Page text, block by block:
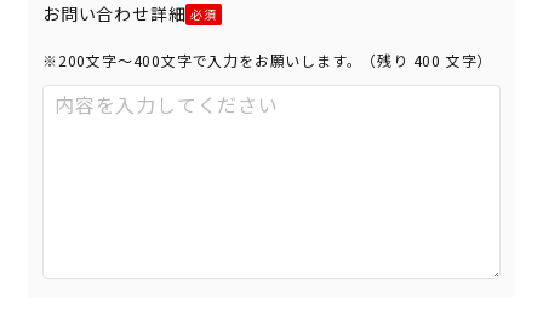
お問い合わせ詳細
※200文字〜400文字で入力をお願いします。（残り 400 文字）